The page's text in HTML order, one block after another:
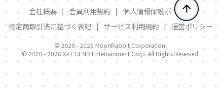
会社概要 | 会員利用規約 | 個人情報保護ポリシー
特定商取引法に基づく表記 | サービス利用規約 | 運営ポリシー
© 2020 -2026 MoonRabbit Corporation.
© 2020 -2026 X-LEGEND Entertainment Corp. All Rights Reserved.